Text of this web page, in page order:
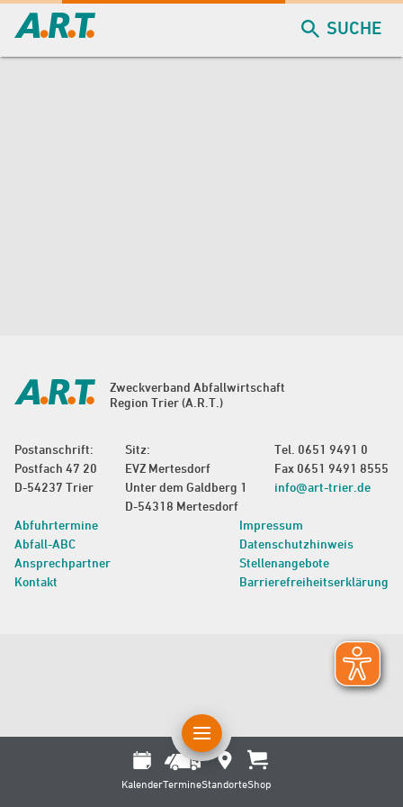
SUCHE
Zweckverband Abfallwirtschaft
Region Trier (A.R.T.)
Postanschrift:
Postfach 47 20
D-54237 Trier
Sitz:
EVZ Mertesdorf
Unter dem Galdberg 1
D-54318 Mertesdorf
Tel. 0651 9491 0
Fax 0651 9491 8555
info@art-trier.de
Abfuhrtermine
Abfall-ABC
Ansprechpartner
Kontakt
Impressum
Datenschutzhinweis
Stellenangebote
Barrierefreiheitserklärung
KalenderTermineStandorteShop